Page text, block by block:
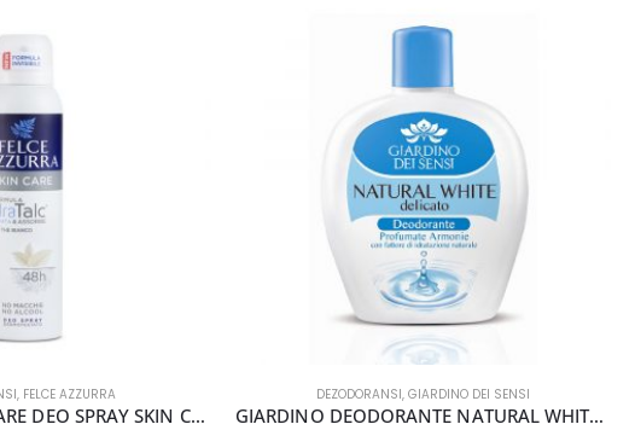
F AZZURRA IDRA CARE DEO SPRAY SKIN CARE 150ML
GIARDINO DEI SENSI
GIARDINO DEODORANTE NATURAL WHITE 100ML